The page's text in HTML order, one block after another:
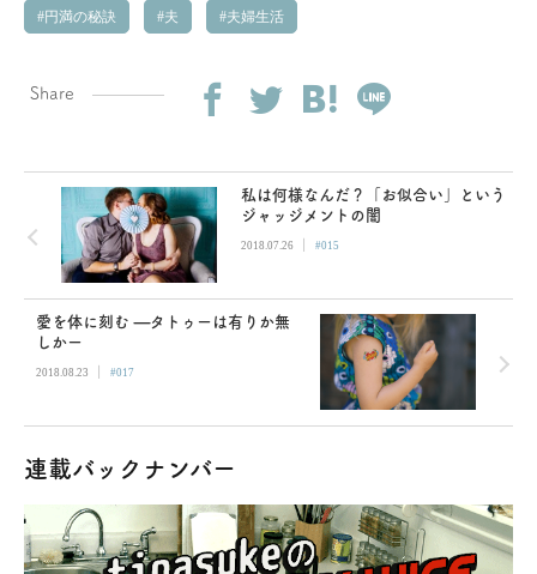
円満の秘訣 夫 夫婦生活
Share
私は何様なんだ？「お似合い」という
ジャッジメントの闇
2018.07.26 | #015
愛を体に刻む —タトゥーは有りか無
しかー
2018.08.23 | #017
連載バックナンバー